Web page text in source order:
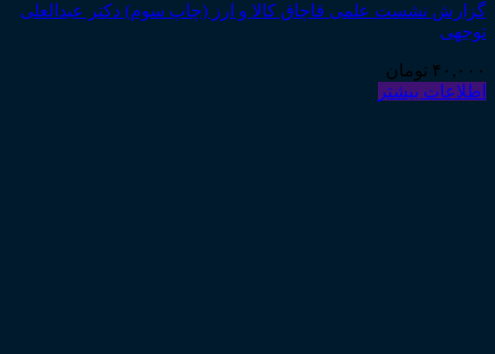
گزارش نشست علمی قاچاق کالا و ارز (چاپ سوم) دکتر عبدالعلی
توجهی
۴۰,۰۰۰ تومان
اطلاعات بیشتر